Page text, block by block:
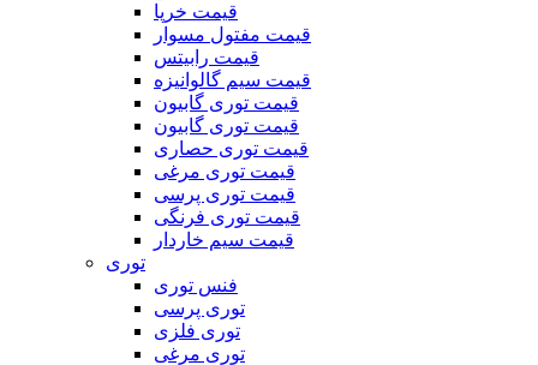
قیمت خرپا
قیمت مفتول مسوار
قیمت رابیتس
قیمت سیم گالوانیزه
قیمت توری گابیون
قیمت توری گابیون
قیمت توری حصاری
قیمت توری مرغی
قیمت توری پرسی
قیمت توری فرنگی
قیمت سیم خاردار
توری
فنس توری
توری پرسی
توری فلزی
توری مرغی